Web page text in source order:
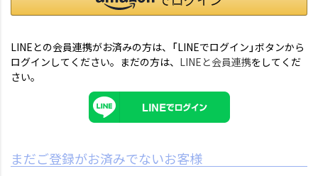
LINEとの会員連携がお済みの方は、「LINEでログイン」ボタンから
ログインしてください。まだの方は、 LINEと会員連携をしてくだ
さい。
まだご登録がお済みでないお客様